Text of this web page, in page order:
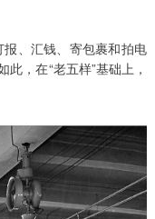
、汇钱、寄包裹和拍电
，在“老五样”基础上，